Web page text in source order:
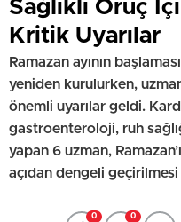
Sağlıklı Oruç
Kritik Uyarılar
Ramazan ayının
yeniden kurulurken,
önemli uyarılar geldi.
gastroenteroloji, ruh
yapan 6 uzman,
açıdan dengeli
0 0